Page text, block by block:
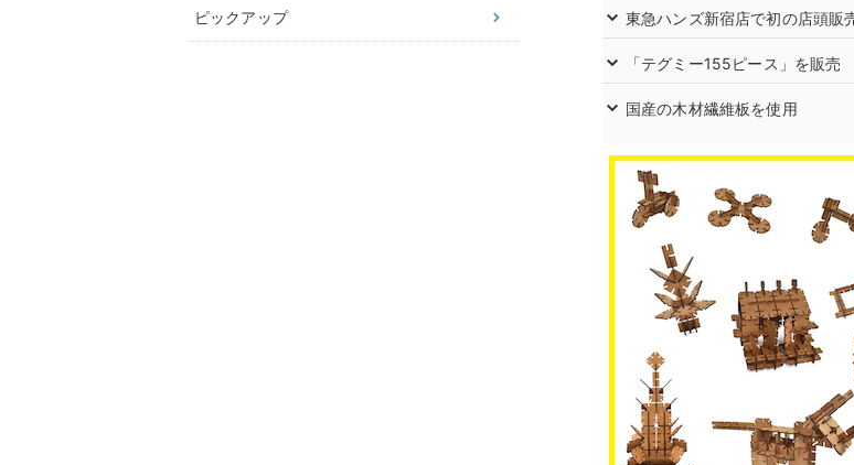
ピックアップ 東急ハンズ新宿店で初の店頭販
「テグミー155ピース」を販売
国産の木材繊維板を使用